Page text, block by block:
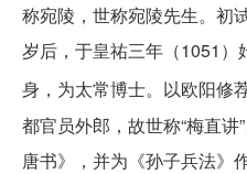
称宛陵，世称宛陵先生。初
岁后，于皇祐三年（1051）
身，为太常博士。以欧阳修
都官员外郎，故世称“梅直讲
唐书》，并为《孙子兵法》